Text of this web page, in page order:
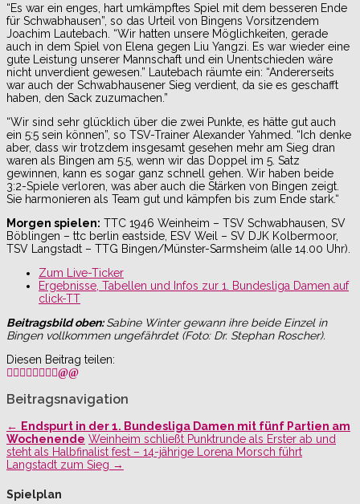
“Es war ein enges, hart umkämpftes Spiel mit dem besseren Ende
für Schwabhausen”, so das Urteil von Bingens Vorsitzendem
Joachim Lautebach. “Wir hatten unsere Möglichkeiten, gerade
auch in dem Spiel von Elena gegen Liu Yangzi. Es war wieder eine
gute Leistung unserer Mannschaft und ein Unentschieden wäre
nicht unverdient gewesen.” Lautebach räumte ein: “Andererseits
war auch der Schwabhausener Sieg verdient, da sie es geschafft
haben, den Sack zuzumachen.”
“Wir sind sehr glücklich über die zwei Punkte, es hätte gut auch
ein 5:5 sein können”, so TSV-Trainer Alexander Yahmed. “Ich denke
aber, dass wir trotzdem insgesamt gesehen mehr am Sieg dran
waren als Bingen am 5:5, wenn wir das Doppel im 5. Satz
gewinnen, kann es sogar ganz schnell gehen. Wir haben beide
3:2-Spiele verloren, was aber auch die Stärken von Bingen zeigt.
Sie harmonieren als Team gut und kämpfen bis zum Ende stark.“
Morgen spielen: TTC 1946 Weinheim – TSV Schwabhausen, SV
Böblingen – ttc berlin eastside, ESV Weil – SV DJK Kolbermoor,
TSV Langstadt – TTG Bingen/Münster-Sarmsheim (alle 14.00 Uhr).
Zum Live-Ticker
Ergebnisse, Tabellen und Infos zur 1. Bundesliga Damen auf
click-TT
Beitragsbild oben:Sabine Winter gewann ihre beide Einzel in
Bingen vollkommen ungefährdet (Foto: Dr. Stephan Roscher).
Diesen Beitrag teilen:
Beitragsnavigation
← Endspurt in der 1. Bundesliga Damen mit fünf Partien am
Wochenende Weinheim schließt Punktrunde als Erster ab und
steht als Halbfinalist fest – 14-jährige Lorena Morsch führt
Langstadt zum Sieg →
Spielplan